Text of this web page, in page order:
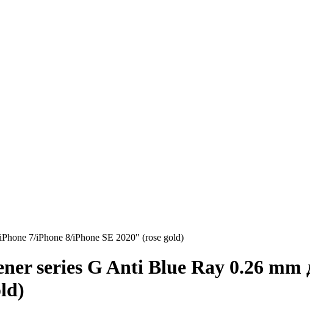
7/iPhone 8/iPhone SE 2020" (rose gold)
series G Anti Blue Ray 0.26